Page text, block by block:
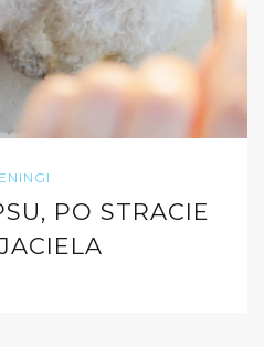
PO STRACIE